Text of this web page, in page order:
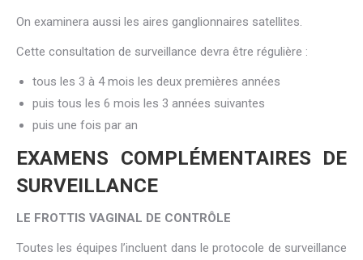
On examinera aussi les aires ganglionnaires satellites.
Cette consultation de surveillance devra être régulière :
tous les 3 à 4 mois les deux premières années
puis tous les 6 mois les 3 années suivantes
puis une fois par an
EXAMENS COMPLÉMENTAIRES DE
SURVEILLANCE
LE FROTTIS VAGINAL DE CONTRÔLE
Toutes les équipes l’incluent dans le protocole de surveillance